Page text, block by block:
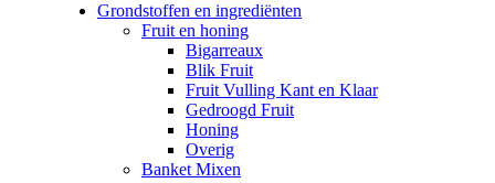
Grondstoffen en ingrediënten
Fruit en honing
Bigarreaux
Blik Fruit
Fruit Vulling Kant en Klaar
Gedroogd Fruit
Honing
Overig
Banket Mixen